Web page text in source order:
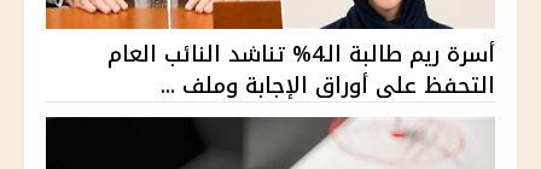
أسرة ريم طالبة الـ4% تناشد النائب العام
التحفظ على أوراق الإجابة وملف ...